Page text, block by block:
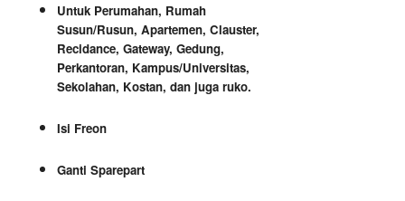
Untuk Perumahan, Rumah
Susun/Rusun, Apartemen, Clauster,
Recidance, Gateway, Gedung,
Perkantoran, Kampus/Universitas,
Sekolahan, Kostan, dan juga ruko.
Isi Freon
Ganti Sparepart